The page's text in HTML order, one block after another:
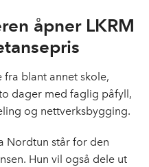
åpner LKRM
fra blant annet skole,
dager med faglig påfyll,
og nettverksbygging.
Nordtun står for den
Hun vil også dele ut